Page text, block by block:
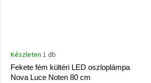
Fekete fém kültéri LED oszloplámpa
Nova Luce Noten 80 cm
Készleten 1 db